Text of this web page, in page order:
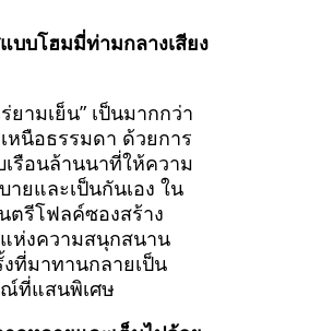
บบโฮมมี่ท่ามกลางเสียง
ยามเย็น” เป็นมากกว่า
หนือธรรมดา ด้วยการ
รือนล้านนาที่ให้ความ
ายและเป็นกันเอง ใน
รีโฟลค์ซองสร้าง
ห่งความสนุกสนาน
ที่มาทานกลายเป็น
ที่แสนพิเศษ